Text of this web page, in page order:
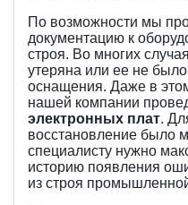
По возможности мы
документацию к
строя. Во многих
утеряна или ее не
оснащения. Даже в
нашей компании
электронных плат.
восстановление было
специалисту нужно
историю появления
из строя